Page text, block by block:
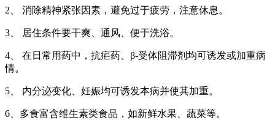
2、 消除精神紧张因素，避免过于疲劳，注意休息。
3、 居住条件要干爽、通风、便于洗浴。
4、 在日常用药中，抗疟药、β-受体阻滞剂均可诱发或加重病
情。
5、 内分泌变化、妊娠均可诱发本病并使其加重。
6、多食富含维生素类食品，如新鲜水果、蔬菜等。